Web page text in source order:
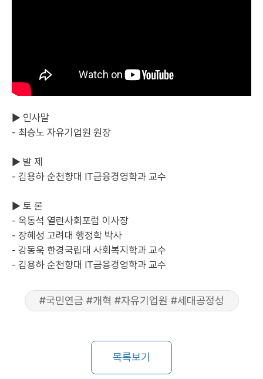
▶ 인사말
- 최승노 자유기업원 원장
▶ 발 제
- 김용하 순천향대 IT금융경영학과 교수
▶ 토 론
- 옥동석 열린사회포럼 이사장
- 장혜성 고려대 행정학 박사
- 강동욱 한경국립대 사회복지학과 교수
- 김용하 순천향대 IT금융경영학과 교수
#국민연금 #개혁 #자유기업원 #세대공정성
목록보기